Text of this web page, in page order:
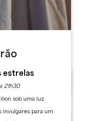
estrelas
21h30
sob uma luz
invulgares para um